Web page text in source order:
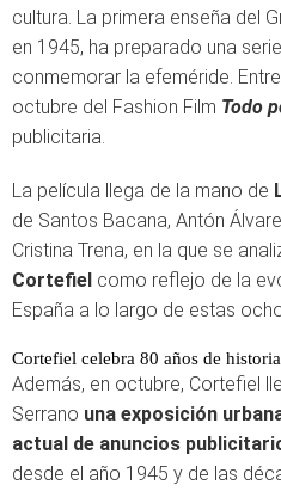
cultura. La primera enseña del
en 1945, ha preparado una
conmemorar la efeméride.
octubre del Fashion Film Todo
publicitaria.
La película llega de la mano de
de Santos Bacana, Antón
Cristina Trena, en la que se
Cortefiel como reflejo de la
España a lo largo de estas
Cortefiel celebra 80 años de historia
Además, en octubre, Cortefiel
Serrano una exposición
actual de anuncios
desde el año 1945 y de las